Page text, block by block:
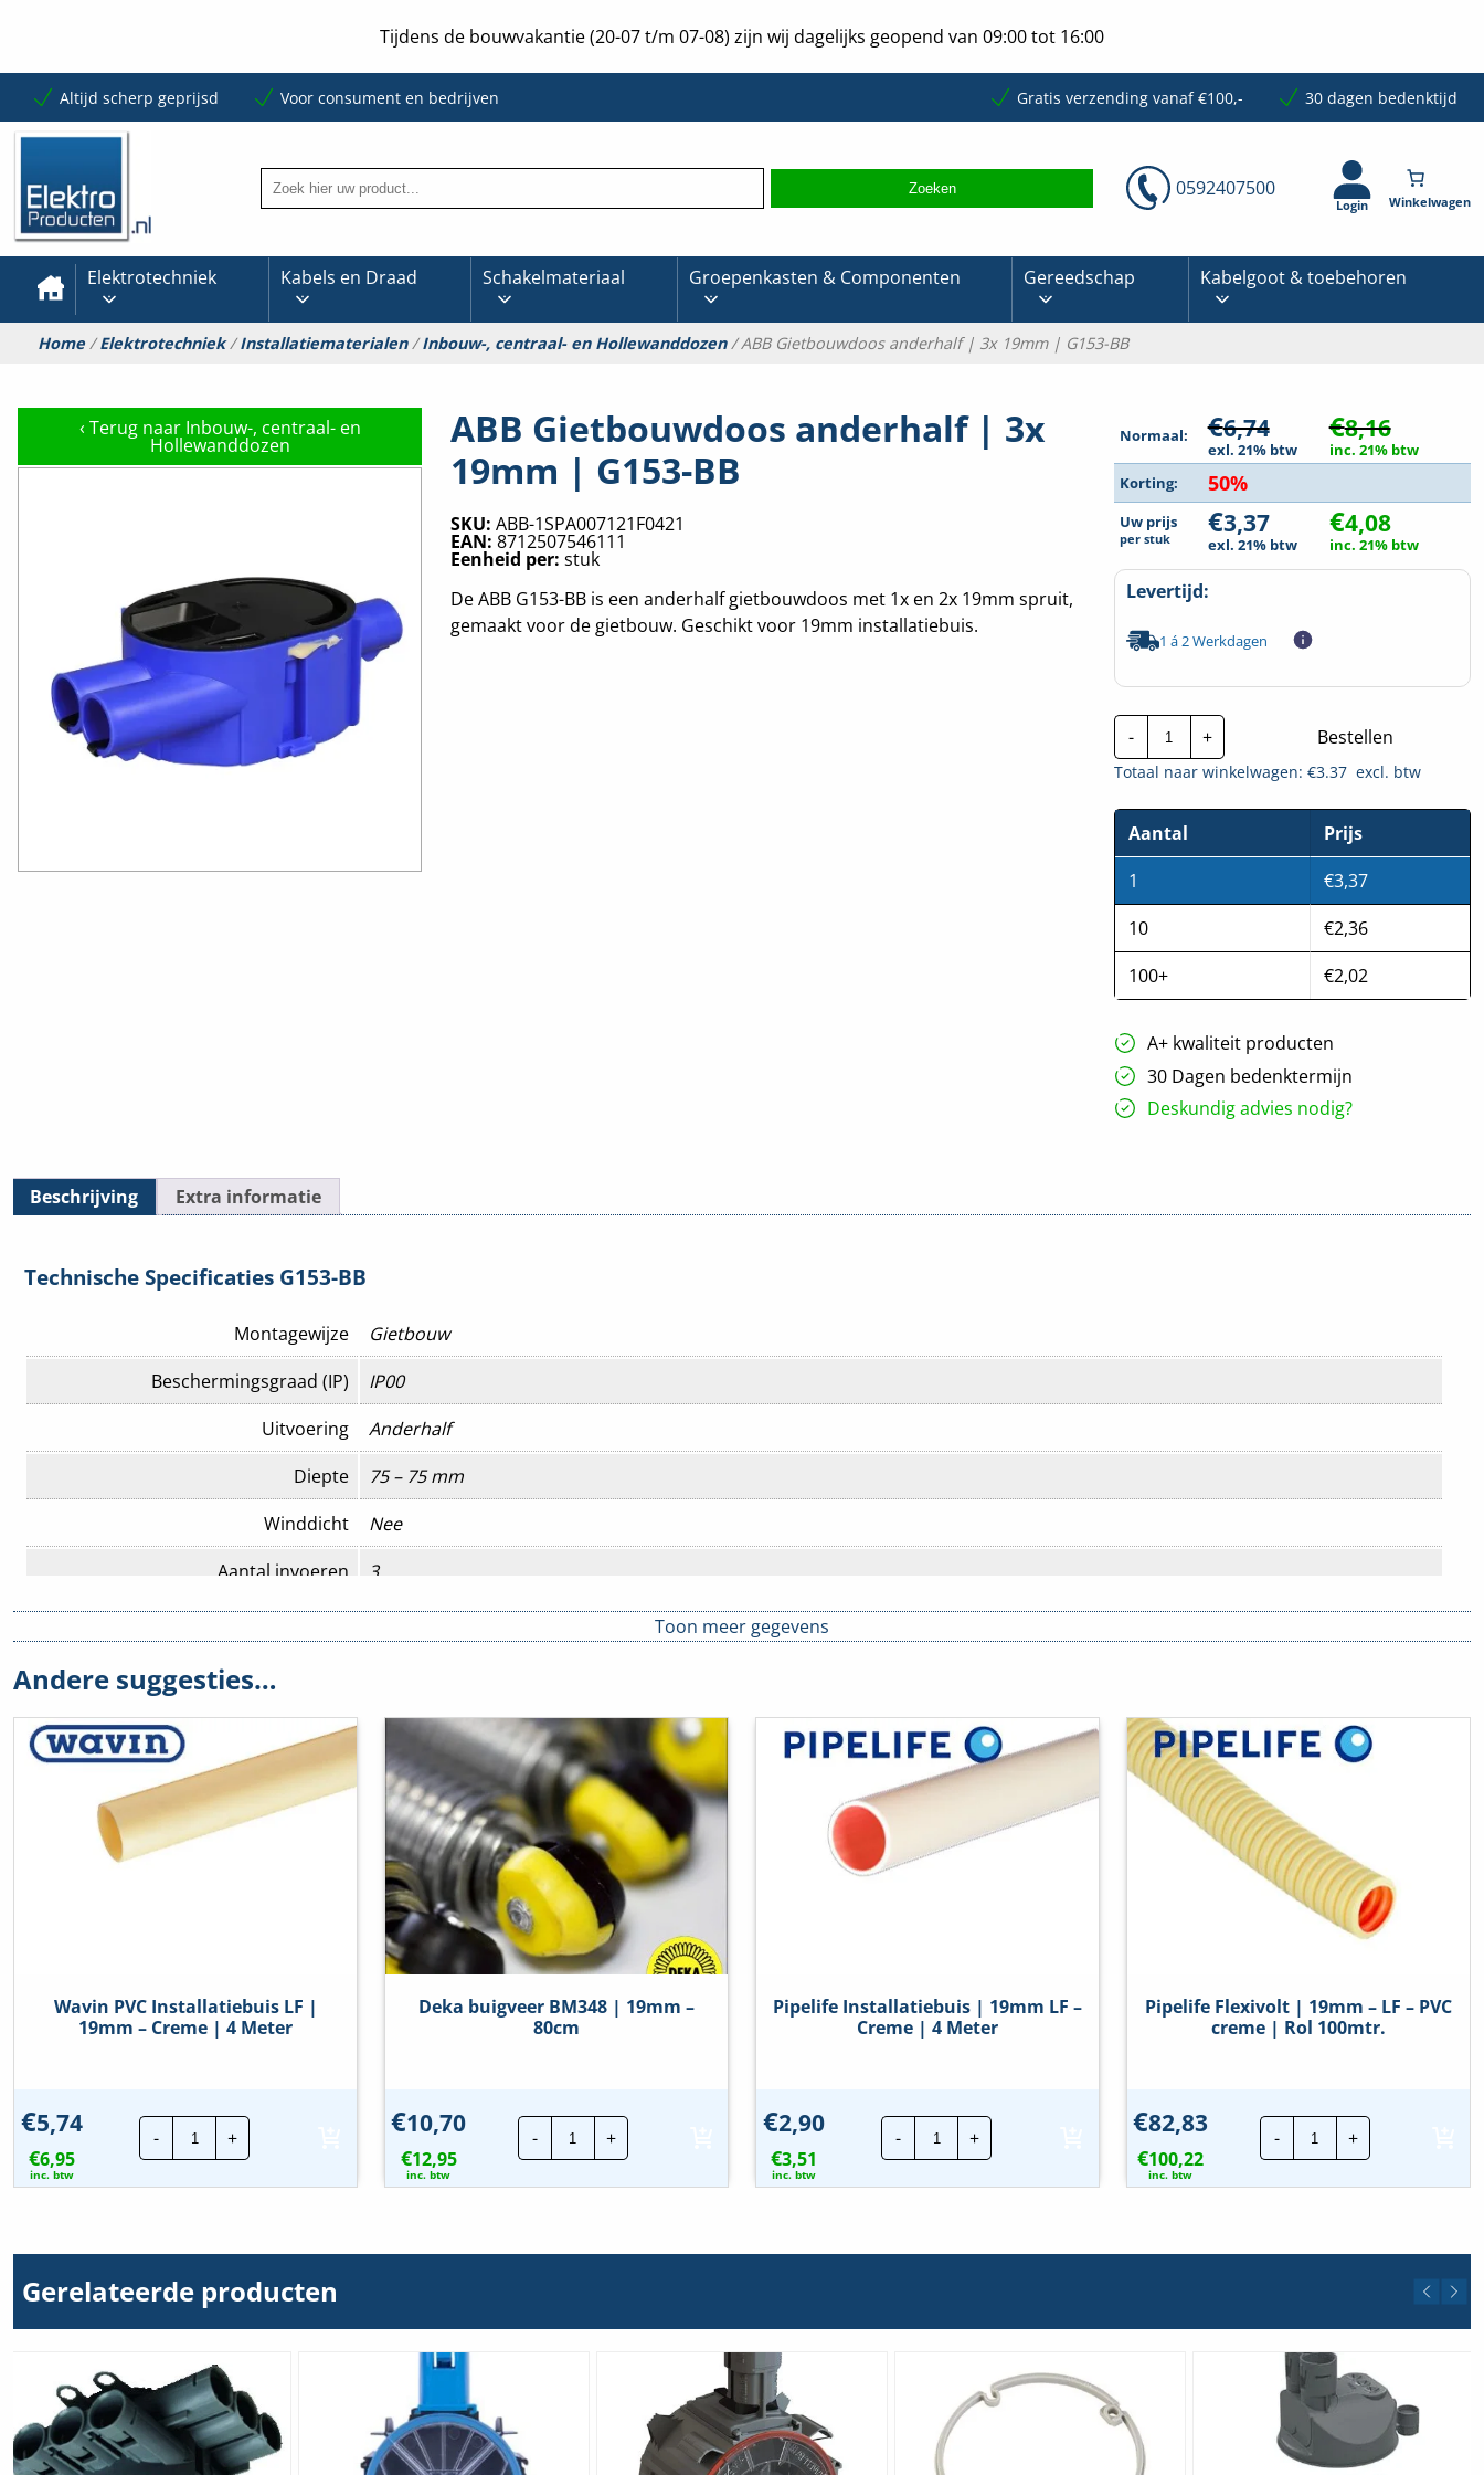
Tijdens de bouwvakantie (20-07 t/m 07-08) zijn wij dagelijks geopend van 09:00 tot 16:00
Altijd scherp geprijsd Voor consument en bedrijven Gratis verzending vanaf €100,- 30 dagen bedenktijd
0592407500
Login
Elektrotechniek Kabels en Draad Schakelmateriaal Groepenkasten & Componenten Gereedschap Kabelgoot & toebehoren
Home/Elektrotechniek/Installatiematerialen/Inbouw-, centraal- en Hollewanddozen/ ABB Gietbouwdoos anderhalf | 3x 19mm | G153-BB
‹ Terug naar Inbouw-, centraal- en
Hollewanddozen
ABB Gietbouwdoos anderhalf | 3x
19mm | G153-BB
SKU: ABB-1SPA007121F0421
EAN: 8712507546111
Eenheid per: stuk
De ABB G153-BB is een anderhalf gietbouwdoos met 1x en 2x 19mm spruit,
gemaakt voor de gietbouw. Geschikt voor 19mm installatiebuis.
Normaal: €6,74
exl. 21% btw
€8,16
inc. 21% btw
Korting:
50%
Uw prijs
per stuk €3,37
exl. 21% btw
€4,08
inc. 21% btw
Levertijd:
1 á 2 Werkdagen
-
ABB
Gietbouwdoos
anderhalf
|
19mm
G153-
BB
hoeveelheid
+ Bestellen
Totaal naar winkelwagen: €3.37excl. btw
Aantal
Prijs
1
€3,37
10
€2,36
100+
€2,02
A+ kwaliteit producten
30 Dagen bedenktermijn
Deskundig advies nodig?
Beschrijving Extra informatie
Technische Specificaties G153-BB
Montagewijze
Gietbouw
Beschermingsgraad (IP)
IP00
Uitvoering
Anderhalf
Diepte
75 – 75 mm
Winddicht
Nee
Aantal invoeren
3
Aantal meegeleverde tuiten
0
Aantal polen klem
Achterinvoer
Nee
Armatuurhaakbevestiging
Nee
Behuizingsdoorvoer via buismanchet
Behuizingsdoorvoer via
Nee
Nee
Behuizingsdoorvoer via
uitbreekopening
Inbouwdoos (apparaatdoos)
70 mm
Dekselbevestiging
Halogeenvrij
Inwendige diepte
50 mm
Toon meer gegevens
Andere suggesties…
Wavin PVC Installatiebuis LF |
19mm – Creme | 4 Meter
€5,74
€6,95
inc. btw
-
Wavin
PVC
Installatiebuis
|
4
Meter
+
Deka buigveer BM348 | 19mm –
80cm
€10,70
€12,95
inc. btw
-
Deka
buigveer
BM348
19mm
+
Pipelife Installatiebuis | 19mm LF –
Creme | 4 Meter
€2,90
€3,51
inc. btw
-
Pipelife
Installatiebuis
|
LF
+
Pipelife Flexivolt | 19mm – LF – PVC
creme | Rol 100mtr.
€82,83
€100,22
inc. btw
-
Pipelife
Flexivolt
|
-
hoeveelheid
+
Gerelateerde producten